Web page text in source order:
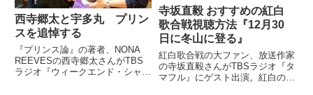
西寺郷太と宇多丸 プリン
スを追悼する
『プリンス論』の著者、NONA
REEVESの西寺郷太さんがTBS
ラジオ『ウィークエンド・シャッ
寺坂直毅 おすすめの紅白
歌合戦視聴方法『12月30
日に冬山に登る』
紅白歌合戦の大ファン、放送作家
の寺坂直毅さんがTBSラジオ『タ
マフル』にゲスト出演。紅白の魅